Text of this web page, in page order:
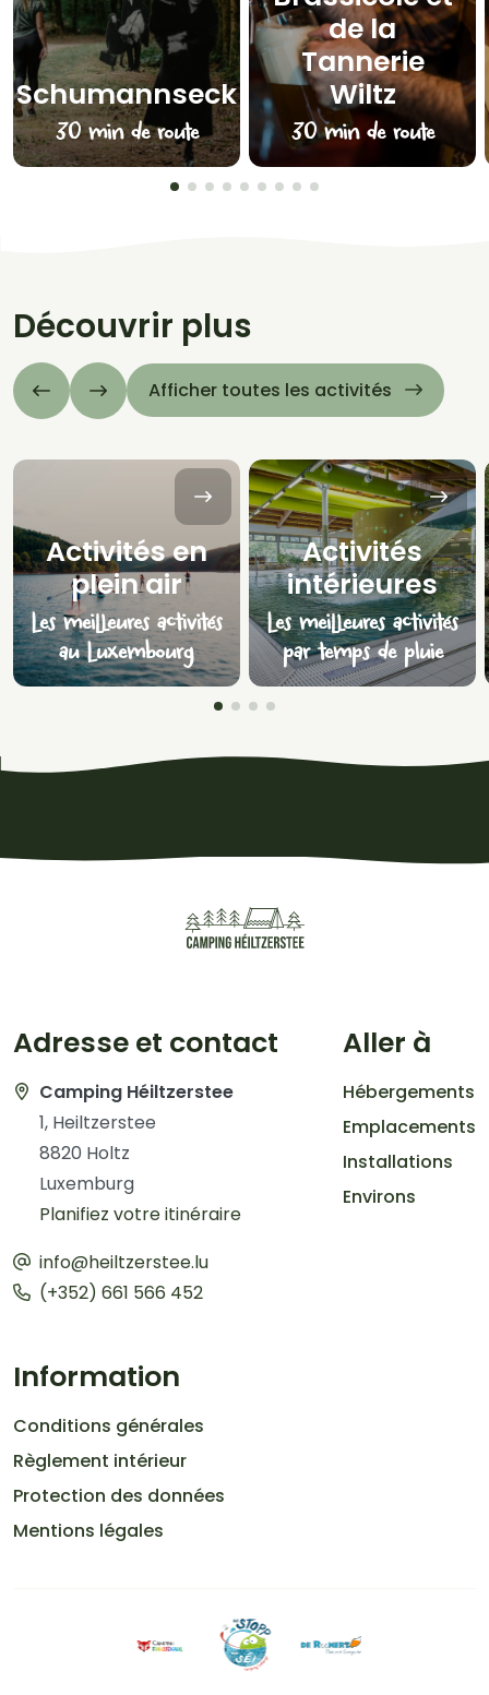
Schumannseck
30 min de route
de la
Tannerie
Wiltz
30 min de route
Découvrir plus
Afficher toutes les activités
Activités en
plein air
Les meilleures activités
au Luxembourg
Activités
intérieures
Les meilleures activités
par temps de pluie
Adresse et contact
Camping Héiltzerstee
1, Heiltzerstee
8820 Holtz
Luxemburg
Planifiez votre itinéraire
info@heiltzerstee.lu
(+352) 661 566 452
Aller à
Hébergements
Emplacements
Installations
Environs
Information
Conditions générales
Règlement intérieur
Protection des données
Mentions légales